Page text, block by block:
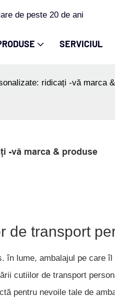
de peste 20 de ani
SERVICIUL
ridicați -vă marca
-vă marca & produse
de transport
în lume, ambalajul pe care
cutiilor de transport
pentru nevoile tale de